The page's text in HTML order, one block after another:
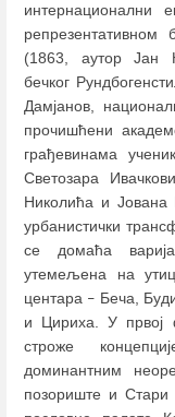
интернационални
(1863, аутор Јан
бечког
Дамјанов,
прочишћени
грађевинама
Светозара
Николића и Јована
урбанистички
се домаћа
утемељена на
центара – Беча,
и Цириха. У првој
строже
доминантним
позориште и Стари